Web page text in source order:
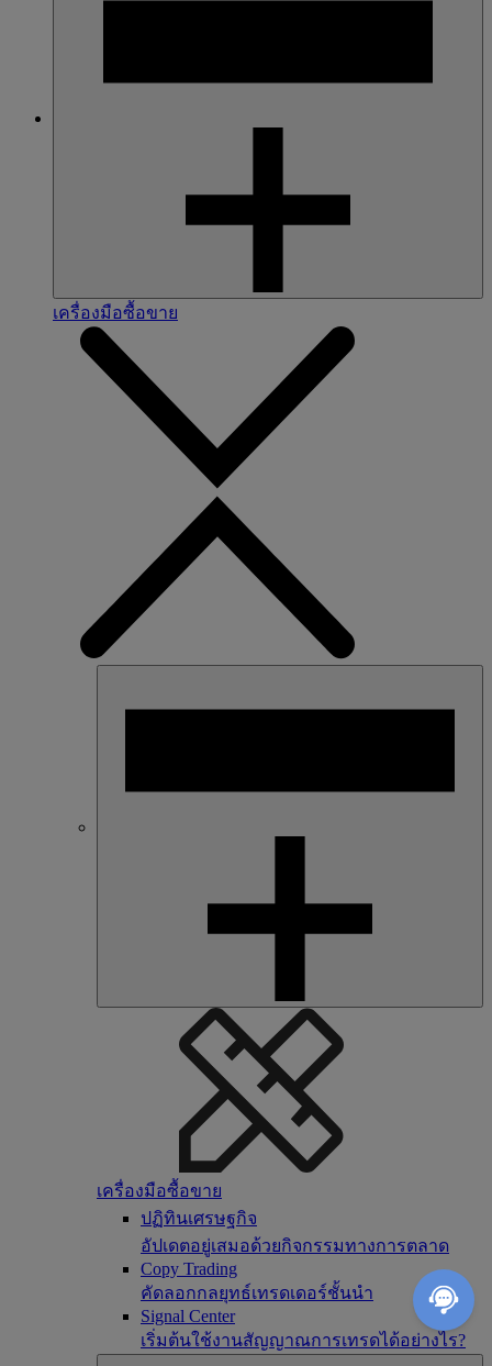
เครื่องมือซื้อขาย
เครื่องมือซื้อขาย
ปฏิทินเศรษฐกิจ
อัปเดตอยู่เสมอด้วยกิจกรรมทางการตลาด
Copy Trading
คัดลอกกลยุทธ์เทรดเดอร์ชั้นนำ
Signal Center
เริ่มต้นใช้งานสัญญาณการเทรดได้อย่างไร?